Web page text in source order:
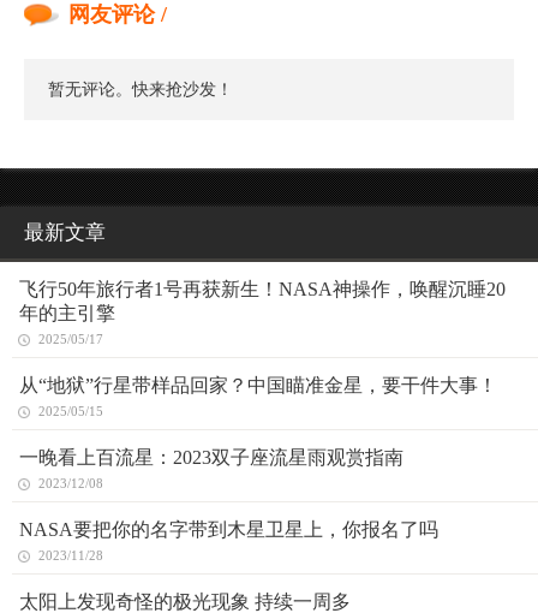
网友评论 /
暂无评论。快来抢沙发！
最新文章
飞行50年旅行者1号再获新生！NASA神操作，唤醒沉睡20
年的主引擎
2025/05/17
从“地狱”行星带样品回家？中国瞄准金星，要干件大事！
2025/05/15
一晚看上百流星：2023双子座流星雨观赏指南
2023/12/08
NASA要把你的名字带到木星卫星上，你报名了吗
2023/11/28
太阳上发现奇怪的极光现象 持续一周多